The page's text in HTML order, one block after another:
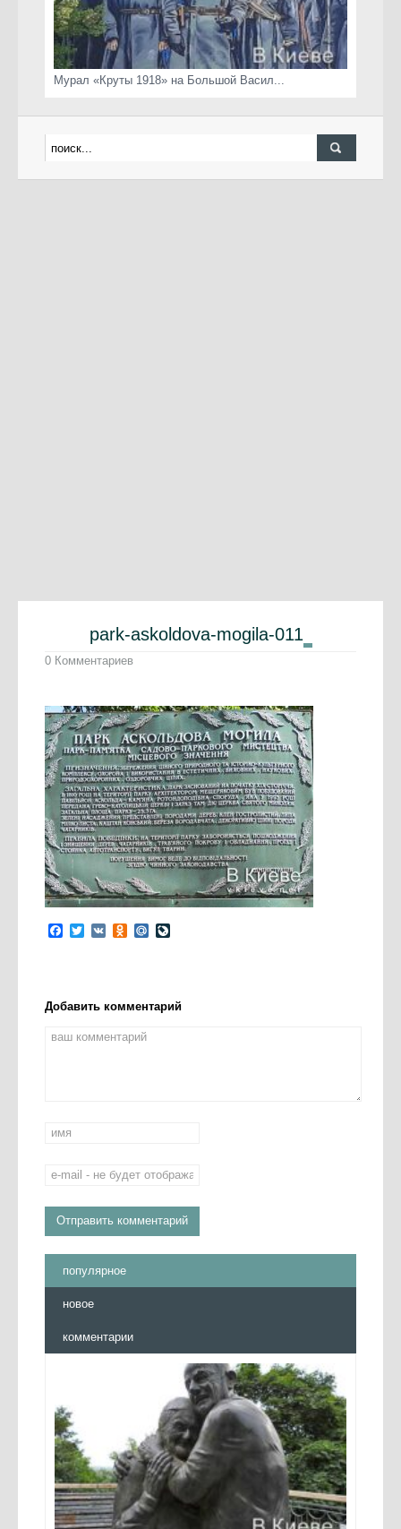
Мурал «Круты 1918» на Большой Васил...
park-askoldova-mogila-011
0 Комментариев
Facebook
Twitter
VK Odnoklassniki
Mail.Ru
Добавить комментарий
популярное
новое
комментарии